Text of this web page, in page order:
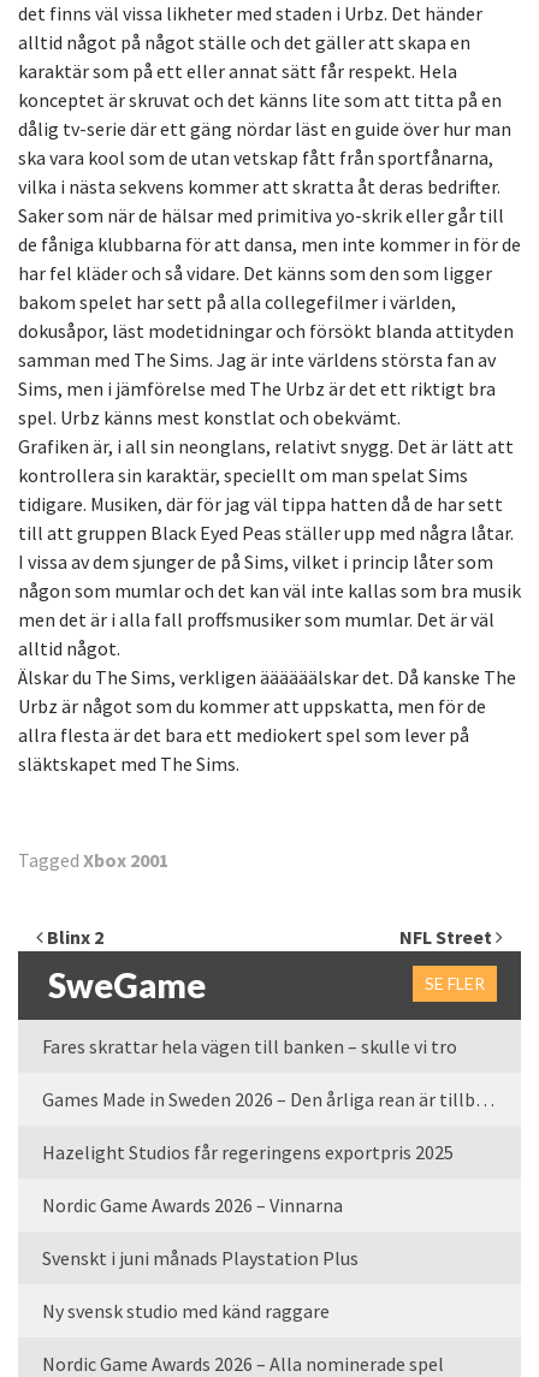
det finns väl vissa likheter med staden i Urbz. Det händer
alltid något på något ställe och det gäller att skapa en
karaktär som på ett eller annat sätt får respekt. Hela
konceptet är skruvat och det känns lite som att titta på en
dålig tv-serie där ett gäng nördar läst en guide över hur man
ska vara kool som de utan vetskap fått från sportfånarna,
vilka i nästa sekvens kommer att skratta åt deras bedrifter.
Saker som när de hälsar med primitiva yo-skrik eller går till
de fåniga klubbarna för att dansa, men inte kommer in för de
har fel kläder och så vidare. Det känns som den som ligger
bakom spelet har sett på alla collegefilmer i världen,
dokusåpor, läst modetidningar och försökt blanda attityden
samman med The Sims. Jag är inte världens största fan av
Sims, men i jämförelse med The Urbz är det ett riktigt bra
spel. Urbz känns mest konstlat och obekvämt.
Grafiken är, i all sin neonglans, relativt snygg. Det är lätt att
kontrollera sin karaktär, speciellt om man spelat Sims
tidigare. Musiken, där för jag väl tippa hatten då de har sett
till att gruppen Black Eyed Peas ställer upp med några låtar.
I vissa av dem sjunger de på Sims, vilket i princip låter som
någon som mumlar och det kan väl inte kallas som bra musik
men det är i alla fall proffsmusiker som mumlar. Det är väl
alltid något.
Älskar du The Sims, verkligen äääääälskar det. Då kanske The
Urbz är något som du kommer att uppskatta, men för de
allra flesta är det bara ett mediokert spel som lever på
släktskapet med The Sims.
Tagged Xbox 2001
Inläggsnavigering
Blinx 2 NFL Street
SweGame SE FLER
Fares skrattar hela vägen till banken – skulle vi tro
Games Made in Sweden 2026 – Den årliga rean är tillbaka
Hazelight Studios får regeringens exportpris 2025
Nordic Game Awards 2026 – Vinnarna
Svenskt i juni månads Playstation Plus
Ny svensk studio med känd raggare
Nordic Game Awards 2026 – Alla nominerade spel